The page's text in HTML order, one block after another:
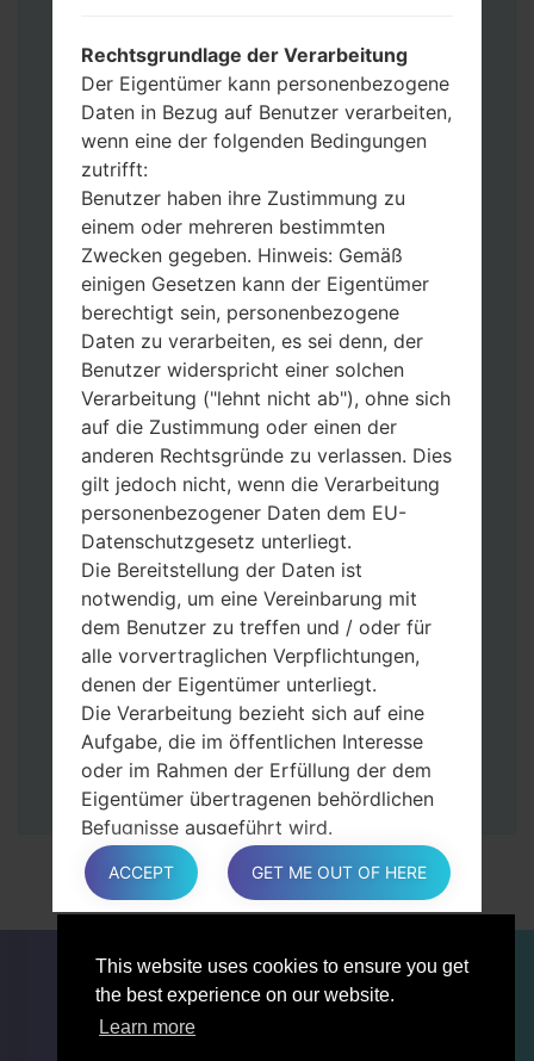
This website uses cookies to ensure you get
the best experience on our website.
Learn more
möchten, wählen Sie CSC_***, in einem
anderen Fall wählen Sie HOME_CSC_***
um Ihre Daten zu speichern.
Jetzt schalten Sie das Gerät aus und
aktivieren Sie Download-Modus. Alle
Methoden, wie es geht:
Halten Sie die Power-, Lautstärke- und
Bixbi- Tasten gedrückt.
Halten Sie Lauter- und Leiser-Tasten
gedrückt. Schließen Sie das Telefon mit
einem USB-Kabel an den PC an.
Halten Sie die Power-, Lauter- und
Home-Tasten gedrückt.
Schließen Sie das USB-Kabel an und
halten Sie die Leiser- und Bixbi-Tasten
gedrückt.
Halten Sie die Power- und Lauter-
Tasten gedrückt.
Dann schließen Sie das Telefon an den PC
an, das Programm Odin erkennt Ihr Gerät
und „COM port number“ wird auf dem
Bildschirm angezeigt.
Geben Sie nur die „F. Reset”-Zeit und
„Auto-Rebot“ an.
Zum Schluss klicken Sie „Start“-Taste auf.
Ihr Gerät wird neu gestartet und von PC
getrennt.
Rechtsgrundlage der Verarbeitung
Der Eigentümer kann personenbezogene
Daten in Bezug auf Benutzer verarbeiten,
wenn eine der folgenden Bedingungen
zutrifft:
Benutzer haben ihre Zustimmung zu
einem oder mehreren bestimmten
Zwecken gegeben. Hinweis: Gemäß
einigen Gesetzen kann der Eigentümer
berechtigt sein, personenbezogene
Daten zu verarbeiten, es sei denn, der
Benutzer widerspricht einer solchen
Verarbeitung ("lehnt nicht ab"), ohne sich
auf die Zustimmung oder einen der
anderen Rechtsgründe zu verlassen. Dies
gilt jedoch nicht, wenn die Verarbeitung
personenbezogener Daten dem EU-
Datenschutzgesetz unterliegt.
Die Bereitstellung der Daten ist
notwendig, um eine Vereinbarung mit
dem Benutzer zu treffen und / oder für
alle vorvertraglichen Verpflichtungen,
denen der Eigentümer unterliegt.
Die Verarbeitung bezieht sich auf eine
Aufgabe, die im öffentlichen Interesse
oder im Rahmen der Erfüllung der dem
Eigentümer übertragenen behördlichen
Befugnisse ausgeführt wird.
Die Verarbeitung ist für berechtigte
Interessen des Eigentümers oder eines
Dritten erforderlich.
bei der Erläuterung des für die
Verarbeitung geltenden rechtlichen
Rahmens und insbesondere, ob die
ACCEPT GET ME OUT OF HERE